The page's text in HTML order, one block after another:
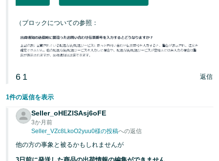
（ブロックについての参照：
6 1 返信
1件の返信を表示
Seller_oHEZlSAsj6oFE
3か月前
Seller_VZc8LkoO2yuu0様の投稿への返信
他の方の事象と被るかもしれませんが